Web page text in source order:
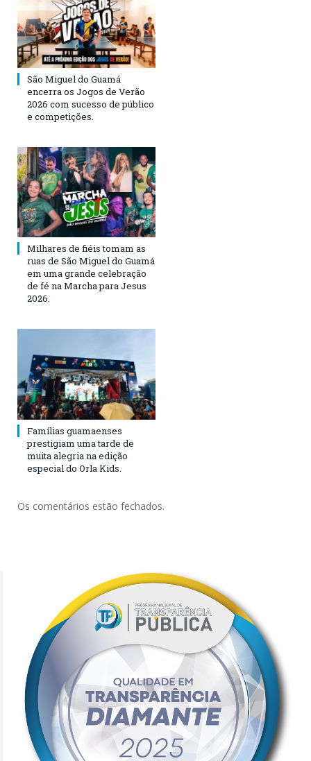
São Miguel do Guamá
encerra os Jogos de Verão
2026 com sucesso de público
e competições.
Milhares de fiéis tomam as
ruas de São Miguel do Guamá
em uma grande celebração
de fé na Marcha para Jesus
2026.
Famílias guamaenses
prestigiam uma tarde de
muita alegria na edição
especial do Orla Kids.
Os comentários estão fechados.